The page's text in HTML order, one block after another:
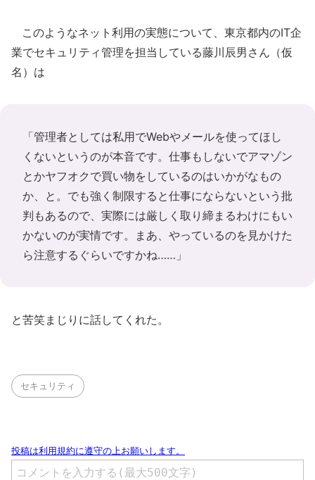
このようなネット利用の実態について、東京都内のIT企
業でセキュリティ管理を担当している藤川辰男さん（仮
名）は
「管理者としては私用でWebやメールを使ってほし
くないというのが本音です。仕事もしないでアマゾン
とかヤフオクで買い物をしているのはいかがなもの
か、と。でも強く制限すると仕事にならないという批
判もあるので、実際には厳しく取り締まるわけにもい
かないのが実情です。まあ、やっているのを見かけた
ら注意するぐらいですかね……」
と苦笑まじりに話してくれた。
セキュリティ